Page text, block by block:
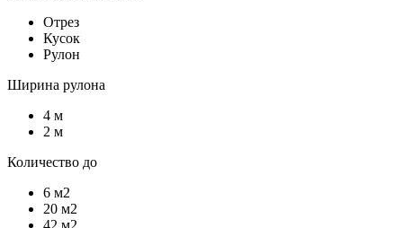
Отрез
Кусок
Рулон
Ширина рулона
4 м
2 м
Количество до
6 м2
20 м2
42 м2